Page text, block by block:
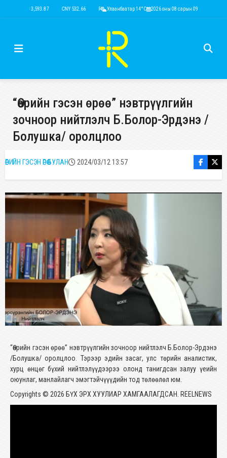
USD 3,593.87 CNY 532.66 RUB 43.77 EUR 4,141.04 KRW 2.53
Улаанбаатар 14°C 2026 оны 08 сарын 09
“Өөрийн гэсэн өрөө” нэвтрүүлгийн
зочноор нийтлэлч Б.Болор-Эрдэнэ /
Болушка/ оролцлоо
ӨӨРИЙН ГЭСЭН ӨРӨӨ БУЛАН 2024/03/12 13:57
“Өөрийн гэсэн өрөө” нэвтрүүлгийн зочноор нийтлэлч Б.Болор-Эрдэнэ
/Болушка/ оролцлоо. Тэрээр эдийн засаг, улс төрийн аналистик,
хурц өнцөг бүхий нийтлэлүүдээрээ олонд танигдсан залуу үеийн
оюунлаг, манлайлагч эмэгтэйчүүүдийн тод төлөөлөл юм.
Copyrights © 2026 БҮХ ЭРХ ХУУЛИАР ХАМГААЛАГДСАН. REELNEWS